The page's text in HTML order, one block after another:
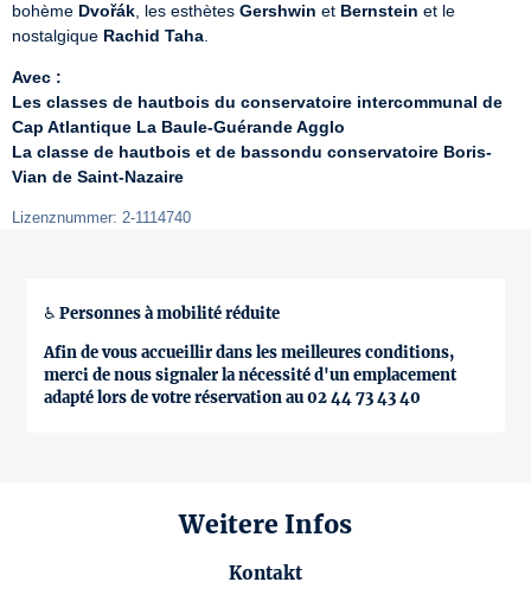
bohème Dvořák , les esthètes Gershwin et Bernstein et le
nostalgique Rachid Taha
Avec :
Les classes de hautbois du conservatoire intercommunal de
Cap Atlantique La Baule-Guérande Agglo
La classe de hautbois et de bassondu conservatoire Boris-
Vian de Saint-Nazaire
Lizenznummer: 2-1114740
♿ Personnes à mobilité réduite
Afin de vous accueillir dans les meilleures conditions,
merci de nous signaler la nécessité d'un emplacement
adapté lors de votre réservation au 02 44 73 43 40
Weitere Infos
Kontakt